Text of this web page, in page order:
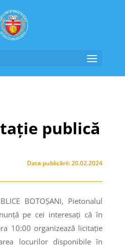
publică
Data publicării: 20.02.2024
BOTOȘANI, Pietonalul
pe cei interesaţi că în
10:00 organizează licitaţie
locurilor disponibile în